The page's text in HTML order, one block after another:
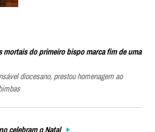
mortais do primeiro bispo marca fim de uma
diocesano, prestou homenagem ao
celebram o Natal